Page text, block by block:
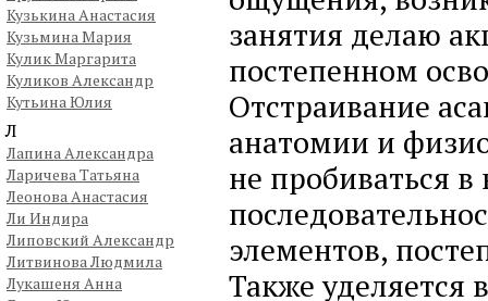
Кузькина Анастасия
Кузьмина Мария
Кулик Маргарита
Куликов Александр
Кутьина Юлия
Л
Лапина Александра
Ларичева Татьяна
Леонова Анастасия
Ли Индира
Липовский Александр
Литвинова Людмила
Лукашеня Анна
занятия делаю
постепенном
Отстраивание
анатомии и
не пробиваться
элементов,
Также